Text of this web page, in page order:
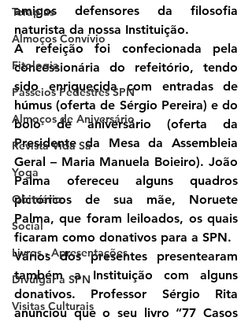
Terapias
Almoços Convívio
Fitologia
Passeios Pedestres SPN
Almoços de Aniversário
Revista Vida Sã
Yoga
Obituário
Social
Livros - Apresentações
Divulgar a SPN
Visitas Culturais
amigos defensores da filosofia
naturista da nossa Instituição.
A refeição foi confecionada pela
concessionária do refeitório, tendo
sido enriquecida com entradas de
húmus (oferta de Sérgio Pereira) e do
bolo de aniversário (oferta da
Presidente da Mesa da Assembleia
Geral – Maria Manuela Boieiro). João
Palma ofereceu alguns quadros
pictóricos de sua mãe, Noruete
Palma, que foram leiloados, os quais
ficaram como donativos para a SPN.
Vários dos presentes presentearam
também a Instituição com alguns
donativos. Professor Sérgio Rita
anunciou que o seu livro “77 Casos